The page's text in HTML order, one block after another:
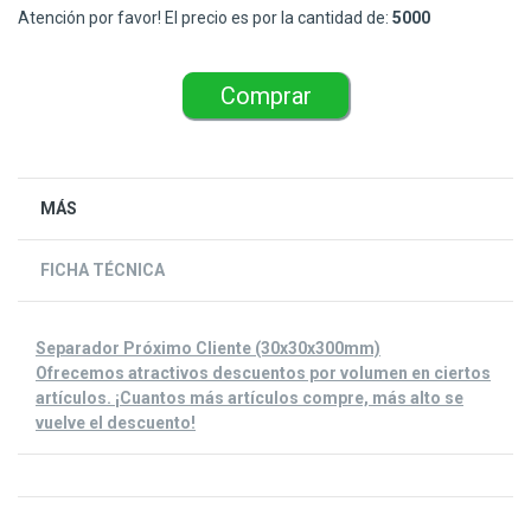
Atención por favor! El precio es por la cantidad de: 5000
Comprar
MÁS
FICHA TÉCNICA
Separador Próximo Cliente (30x30x300mm)
Ofrecemos atractivos descuentos por volumen en ciertos
artículos. ¡Cuantos más artículos compre, más alto se
vuelve el descuento!